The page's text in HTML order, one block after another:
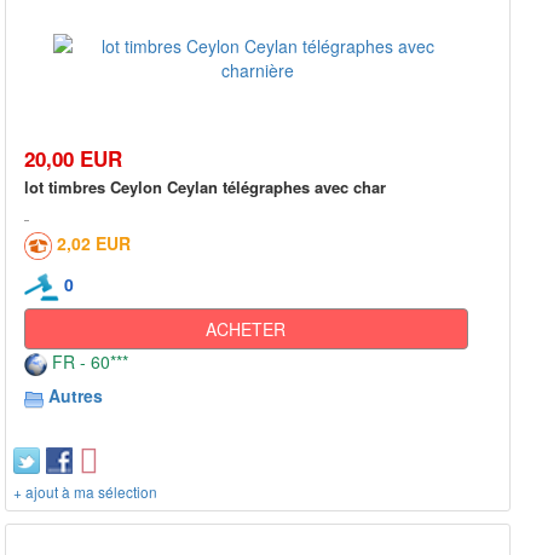
20,00 EUR
lot timbres Ceylon Ceylan télégraphes avec char
2,02 EUR
0
ACHETER
FR - 60***
Autres
+ ajout à ma sélection